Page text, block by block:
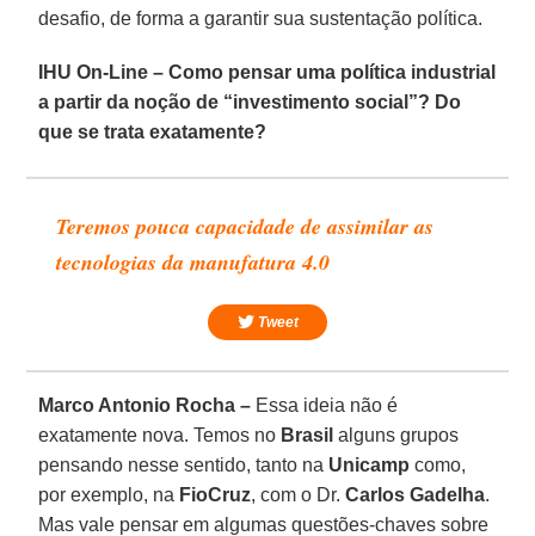
desafio, de forma a garantir sua sustentação política.
IHU On-Line – Como pensar uma política industrial
a partir da noção de “investimento social”? Do
que se trata exatamente?
Teremos pouca capacidade de assimilar as
tecnologias da manufatura 4.0
Tweet
Marco Antonio Rocha – Essa ideia não é
exatamente nova. Temos no Brasil alguns grupos
pensando nesse sentido, tanto na Unicamp como,
por exemplo, na FioCruz, com o Dr.Carlos Gadelha.
Mas vale pensar em algumas questões-chaves sobre